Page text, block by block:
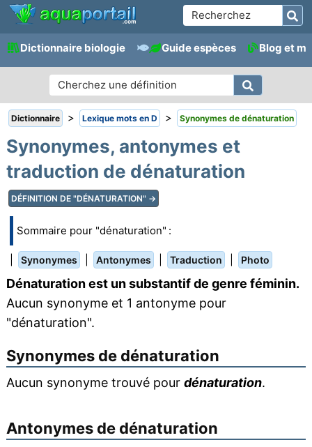
Dictionnaire biologie Guide espèces Blog et
Dictionnaire > Lexique mots en D > Synonymes de dénaturation
Synonymes, antonymes et
traduction de dénaturation
DÉFINITION DE "DÉNATURATION" →
Sommaire pour "dénaturation" :
Synonymes Antonymes Traduction Photo
Dénaturation est un substantif de genre féminin.
Aucun synonyme et 1 antonyme pour
"dénaturation".
Synonymes de dénaturation
Aucun synonyme trouvé pour dénaturation.
Antonymes de dénaturation